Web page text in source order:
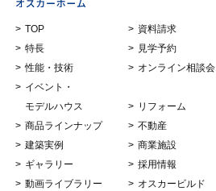
TOP
特長
性能・技術
イベント・
モデルハウス
商品ラインナップ
建築実例
ギャラリー
動画ライブラリー
資料請求
見学予約
オンライン相談会
リフォーム
不動産
商業施設
採用情報
オスカービルド